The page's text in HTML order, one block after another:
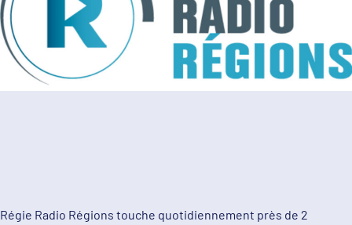
Régie Radio Régions touche quotidiennement près de 2